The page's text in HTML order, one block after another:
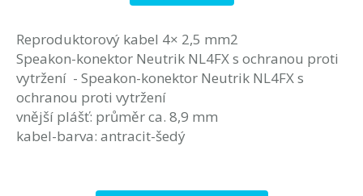
Reproduktorový kabel 4× 2,5 mm2
Speakon-konektor Neutrik NL4FX s ochranou proti
vytržení - Speakon-konektor Neutrik NL4FX s
ochranou proti vytržení
vnější plášť: průměr ca. 8,9 mm
kabel-barva: antracit-šedý